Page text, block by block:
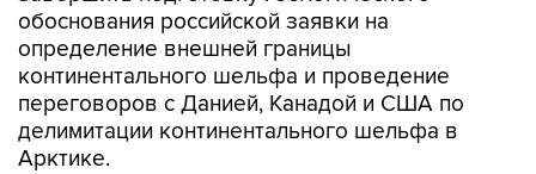
обоснования российской заявки на
определение внешней границы
континентального шельфа и проведение
переговоров с Данией, Канадой и США по
делимитации континентального шельфа в
Арктике.